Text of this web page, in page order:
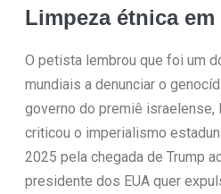
Limpeza étnica em
O petista lembrou que foi um
mundiais a denunciar o
governo do premiê israelense,
criticou o imperialismo
2025 pela chegada de Trump
presidente dos EUA quer